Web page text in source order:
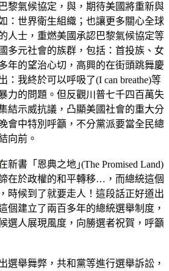
黎氣候協定，與，期待美國將重新與
：世界衛生組織；也讓更多關心全球
人士，重燃美國承認巴黎氣候協定等
多元社會的族群，包括：首投族、女
年的望治心切，高興的在街頭跳舞慶
：我終於可以呼吸了(I can breathe)等
力的問題。但反觀川普七千四百萬失
結示威抗議，凸顯美國社會的重大分
會中特別呼籲，不分黨派要當全民總
向前。
新書「恩典之地｣(The Promised Land)
在於政權的和平轉移…，而總統這個
時候到了就要走人！這段話正好道出
個建立了兩百多年的總統選舉制度，
選人展現風度，向勝選者祝賀，呼籲
選舉舞弊，共和黨等進行選舉訴訟，